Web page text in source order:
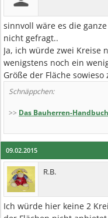
sinnvoll wäre es die
nicht gefragt..
Ja, ich würde zwei Kreise
wenigstens noch ein
Größe der Fläche sowieso
Schnäppchen:
>> Das Bauherren-Handbuch
09.02.2015
R.B.
Ich würde hier keine 2